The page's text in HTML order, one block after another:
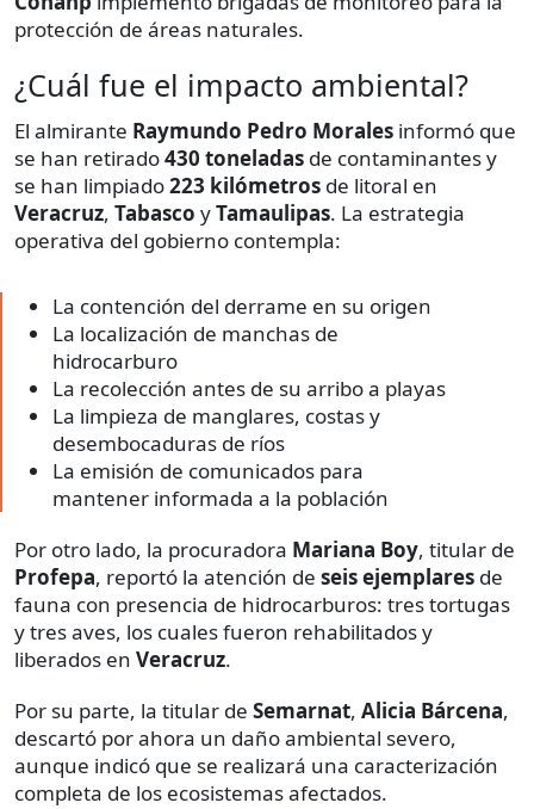
protección de áreas naturales.
¿Cuál fue el impacto ambiental?
El almirante Raymundo Pedro Morales informó que
se han retirado430 toneladas de contaminantes y
se han limpiado223 kilómetros de litoral en
Veracruz, Tabasco yTamaulipas. La estrategia
operativa del gobierno contempla:
La contención del derrame en su origen
La localización de manchas de
hidrocarburo
La recolección antes de su arribo a playas
La limpieza de manglares, costas y
desembocaduras de ríos
La emisión de comunicados para
mantener informada a la población
Por otro lado, la procuradora Mariana Boy, titular de
Profepa, reportó la atención de seis ejemplares de
fauna con presencia de hidrocarburos: tres tortugas
y tres aves, los cuales fueron rehabilitados y
liberados en Veracruz.
Por su parte, la titular de Semarnat, Alicia Bárcena,
descartó por ahora un daño ambiental severo,
aunque indicó que se realizará una caracterización
completa de los ecosistemas afectados.